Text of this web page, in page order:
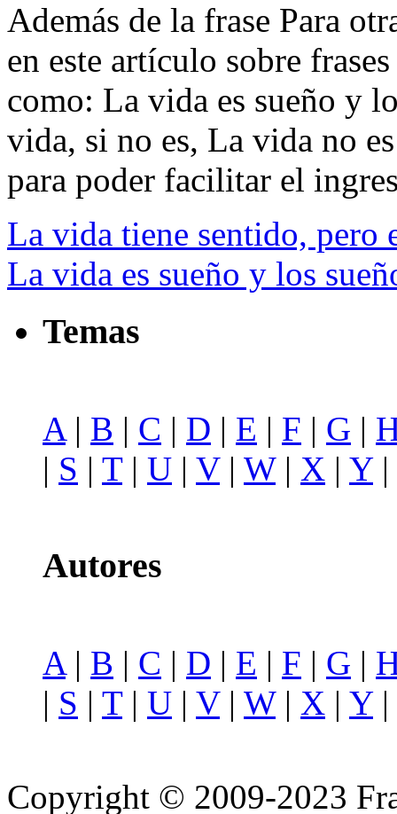
Además de la frase Para
en este artículo sobre
como: La vida es sueño y
vida, si no es, La vida no
para poder facilitar el
La vida tiene sentido, pero
La vida es sueño y los
Temas
A | B | C | D | E | F | G |
| S | T| U | V| W| X | Y|
Autores
A| B | C | D | E | F | G |
| S | T| U | V| W| X | Y|
Copyright © 2009-2023